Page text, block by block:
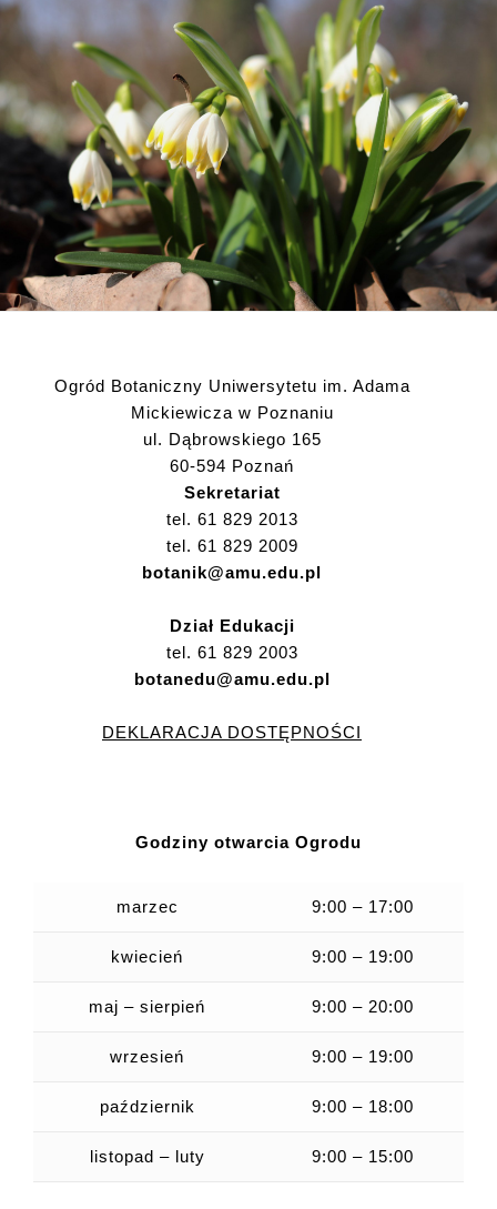
Ogród Botaniczny Uniwersytetu im. Adama
Mickiewicza w Poznaniu
ul. Dąbrowskiego 165
60-594 Poznań
Sekretariat
tel. 61 829 2013
tel. 61 829 2009
botanik@amu.edu.pl
Dział Edukacji
tel. 61 829 2003
botanedu@amu.edu.pl
DEKLARACJA DOSTĘPNOŚCI
Godziny otwarcia Ogrodu
marzec 9:00 – 17:00
kwiecień 9:00 – 19:00
maj – sierpień 9:00 – 20:00
wrzesień 9:00 – 19:00
październik 9:00 – 18:00
listopad – luty 9:00 – 15:00